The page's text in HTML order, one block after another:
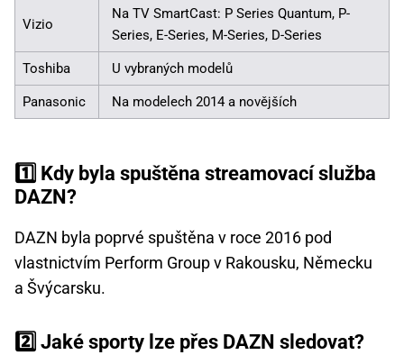
Vizio
Na TV SmartCast: P Series Quantum, P-
Series, E-Series, M-Series, D-Series
Toshiba U vybraných modelů
Panasonic Na modelech 2014 a novějších
1️⃣ Kdy byla spuštěna streamovací služba
DAZN?
DAZN byla poprvé spuštěna v roce 2016 pod
vlastnictvím Perform Group v Rakousku, Německu
a Švýcarsku.
2️⃣ Jaké sporty lze přes DAZN sledovat?